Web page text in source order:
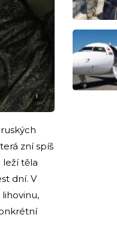
i
zní spíš
těla
dní. V